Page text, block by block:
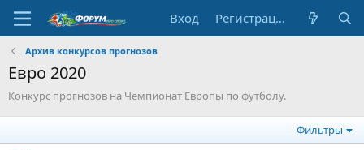
Вход Регистрация
Архив конкурсов прогнозов
Евро 2020
Конкурс прогнозов на Чемпионат Европы по футболу.
Фильтры